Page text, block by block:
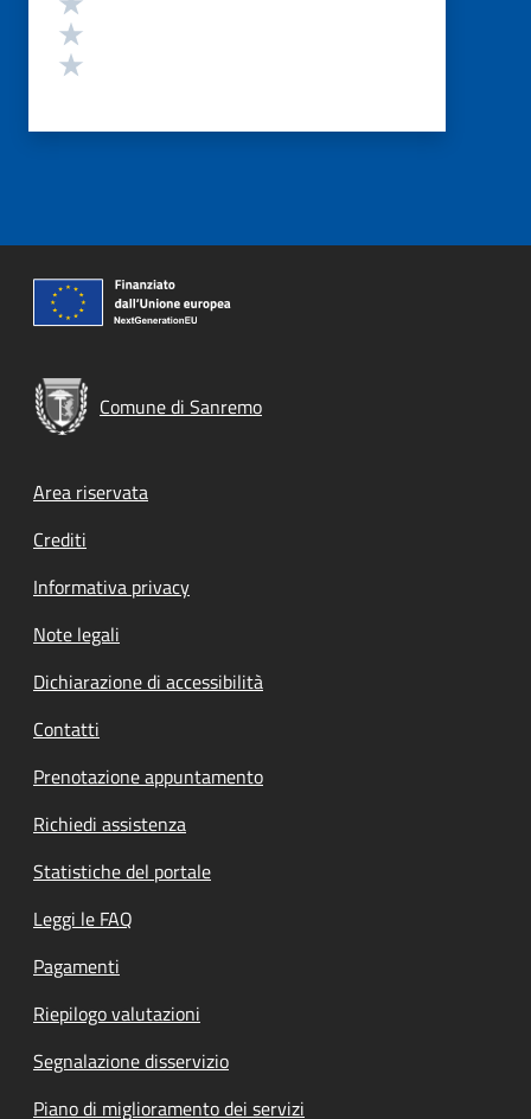
Comune di Sanremo
Footer menu
Area riservata
Crediti
Informativa privacy
Note legali
Dichiarazione di accessibilità
Contatti
Prenotazione appuntamento
Richiedi assistenza
Statistiche del portale
Leggi le FAQ
Pagamenti
Riepilogo valutazioni
Segnalazione disservizio
Piano di miglioramento dei servizi